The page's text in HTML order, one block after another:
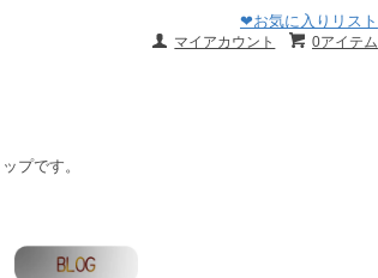
❤お気に入りリスト
0アイテム
マイアカウント
プです。